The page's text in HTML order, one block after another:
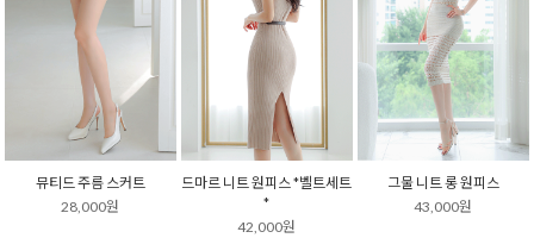
뮤티드 주름 스커트
28,000원
드마르 니트 원피스 *벨트세트
*
42,000원
그물 니트 롱 원피스
43,000원